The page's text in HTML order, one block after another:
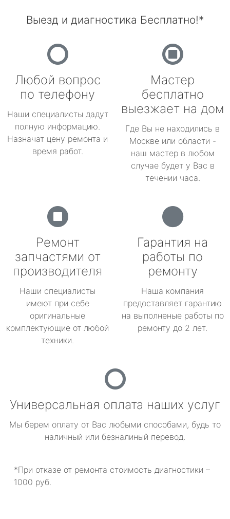
Выезд и диагностика Бесплатно!*
Любой вопрос
по телефону
Наши специалисты дадут
полную информацию.
Назначат цену ремонта и
время работ.
Мастер
бесплатно
выезжает на дом
Где Вы не находились в
Москве или области -
наш мастер в любом
случае будет у Вас в
течении часа.
Ремонт
запчастями от
производителя
Наши специалисты
имеют при себе
оригинальные
комплектующие от любой
техники.
Гарантия на
работы по
ремонту
Наша компания
предоставляет гарантию
на выполненые работы по
ремонту до 2 лет.
Универсальная оплата наших услуг
Мы берем оплату от Вас любыми способами, будь то
наличный или безналиный перевод.
*При отказе от ремонта стоимость диагностики –
1000 руб.